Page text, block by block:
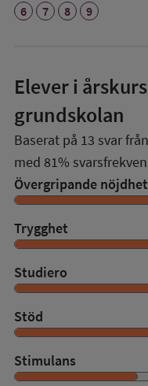
6
7 8 9
Elever i
grundskolan
Baserat på 13 svar
med 81%
Övergripande nöjdhet
Trygghet
Studiero
Stöd
Stimulans